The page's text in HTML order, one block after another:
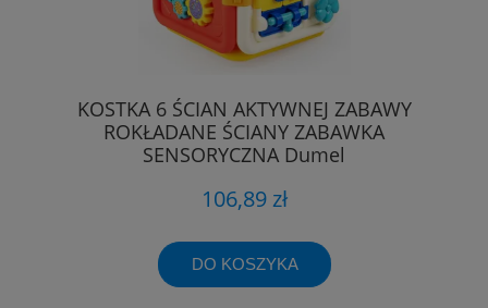
KOSTKA 6 ŚCIAN AKTYWNEJ ZABAWY
ROKŁADANE ŚCIANY ZABAWKA
SENSORYCZNA Dumel
106,89 zł
DO KOSZYKA